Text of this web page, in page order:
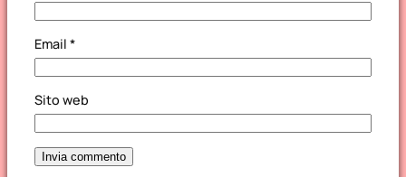
Email *
Sito web